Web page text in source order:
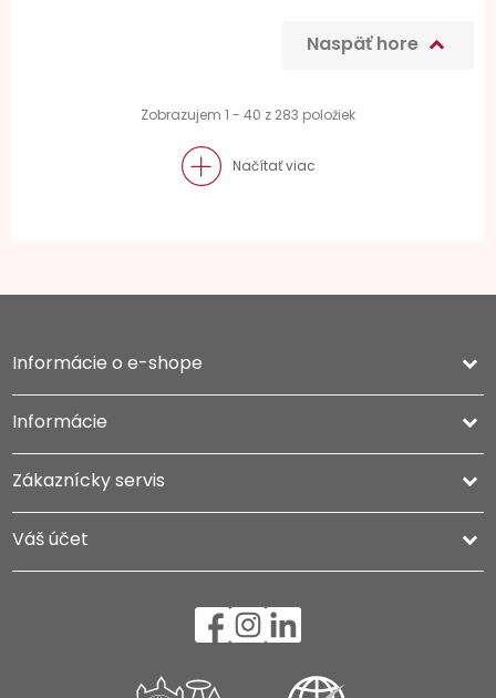
Naspäť hore 
Zobrazujem 1 - 40 z 283 položiek
Načítať viac
Informácie o e-shope keyboard_arrow_down
Informácie 
Zákaznícky servis 
Váš účet 